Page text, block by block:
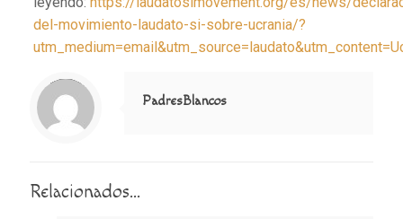
del-movimiento-laudato-si-sobre-ucrania/?
Notice
: Trying to access array offset on value of type null in
/home/misioner/public_html/padresblancos/themes/betheme/includes/content-single.php
on line
286
PadresBlancos
Relacionados...